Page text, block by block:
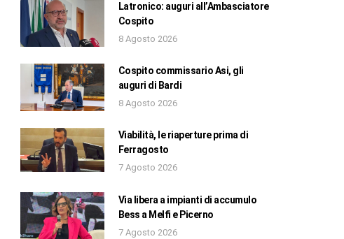
Latronico: auguri all’Ambasciatore
Cospito
8 Agosto 2026
Cospito commissario Asi, gli
auguri di Bardi
8 Agosto 2026
Viabilità, le riaperture prima di
Ferragosto
7 Agosto 2026
Via libera a impianti di accumulo
Bess a Melfi e Picerno
7 Agosto 2026